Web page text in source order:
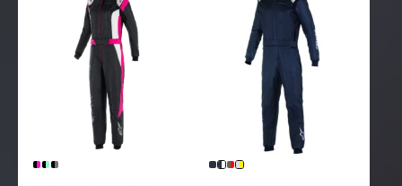
ョンを取ったときのフィット感
を女性向けに最適化。